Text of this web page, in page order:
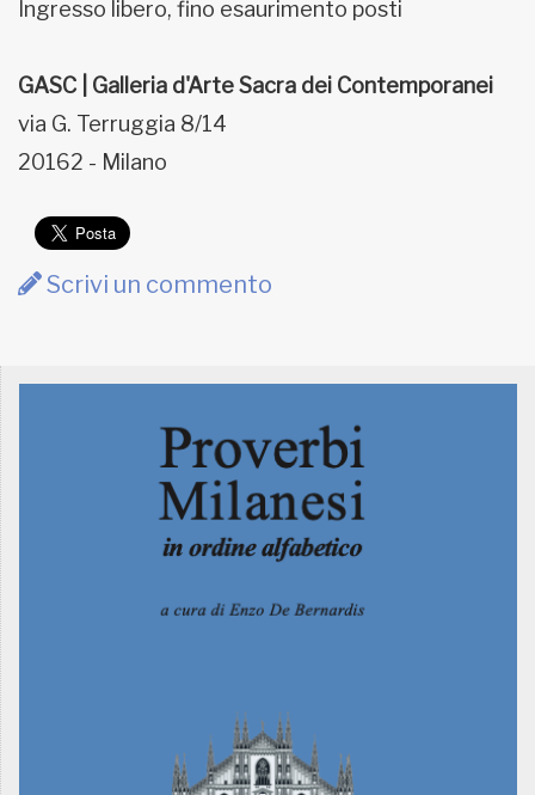
Ingresso libero, fino esaurimento posti
GASC | Galleria d'Arte Sacra dei Contemporanei
via G. Terruggia 8/14
20162 - Milano
Scrivi un commento